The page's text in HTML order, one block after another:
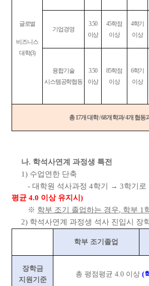
글로벌
비즈니스
대학(3)
기업경영
3.50
이상
45학점
이상
4학기
이상
융합기술
시스템공학협동
3.50
이상
85학점
이상
6학기
이상
총17개 대학/ 68개 학과/ 4개 협동
나. 학석사연계 과정생 특전
1) 수업연한 단축
-대학원 석사과정4학기 →3학기로
평균 4.0 이상 유지시 )
※ 학부 조기 졸업하는 경우, 학부 1
2) 학석사연계 과정생 석사 진입시 장
학부 조기졸업
장학금
지원기준
총 평점평균 4.0 이상 (